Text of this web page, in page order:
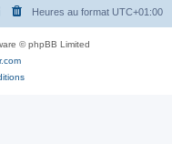
Heures au format UTC+01:00
© phpBB Limited